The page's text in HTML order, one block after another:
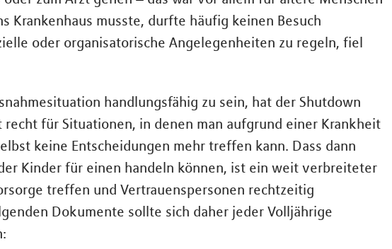
Krankenhaus musste, durfte häufig keinen Besuch
oder organisatorische Angelegenheiten zu regeln, fiel
handlungsfähig zu sein, hat der Shutdown
für Situationen, in denen man aufgrund einer Krankheit
keine Entscheidungen mehr treffen kann. Dass dann
Kinder für einen handeln können, ist ein weit verbreiteter
treffen und Vertrauenspersonen rechtzeitig
Dokumente sollte sich daher jeder Volljährige